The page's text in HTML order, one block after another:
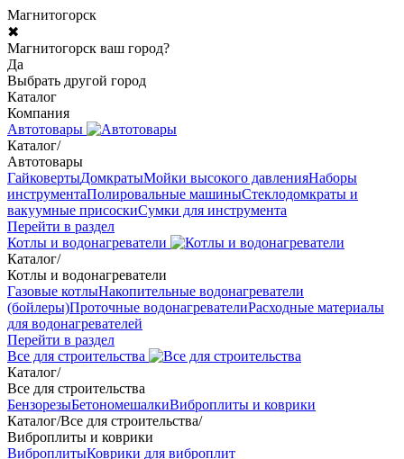
Магнитогорск
✖
Магнитогорск ваш город?
Да
Выбрать другой город
Каталог
Компания
Автотовары
Каталог/
Автотовары
ГайковертыДомкратыМойки высокого давленияНаборы
инструментаПолировальные машиныСтеклодомкраты и
вакуумные присоскиСумки для инструмента
Перейти в раздел
Котлы и водонагреватели
Каталог/
Котлы и водонагреватели
Газовые котлыНакопительные водонагреватели
(бойлеры)Проточные водонагревателиРасходные материалы
для водонагревателей
Перейти в раздел
Все для строительства
Каталог/
Все для строительства
БензорезыБетономешалкиВиброплиты и коврики
Каталог/Все для строительства/
Виброплиты и коврики
ВиброплитыКоврики для виброплит